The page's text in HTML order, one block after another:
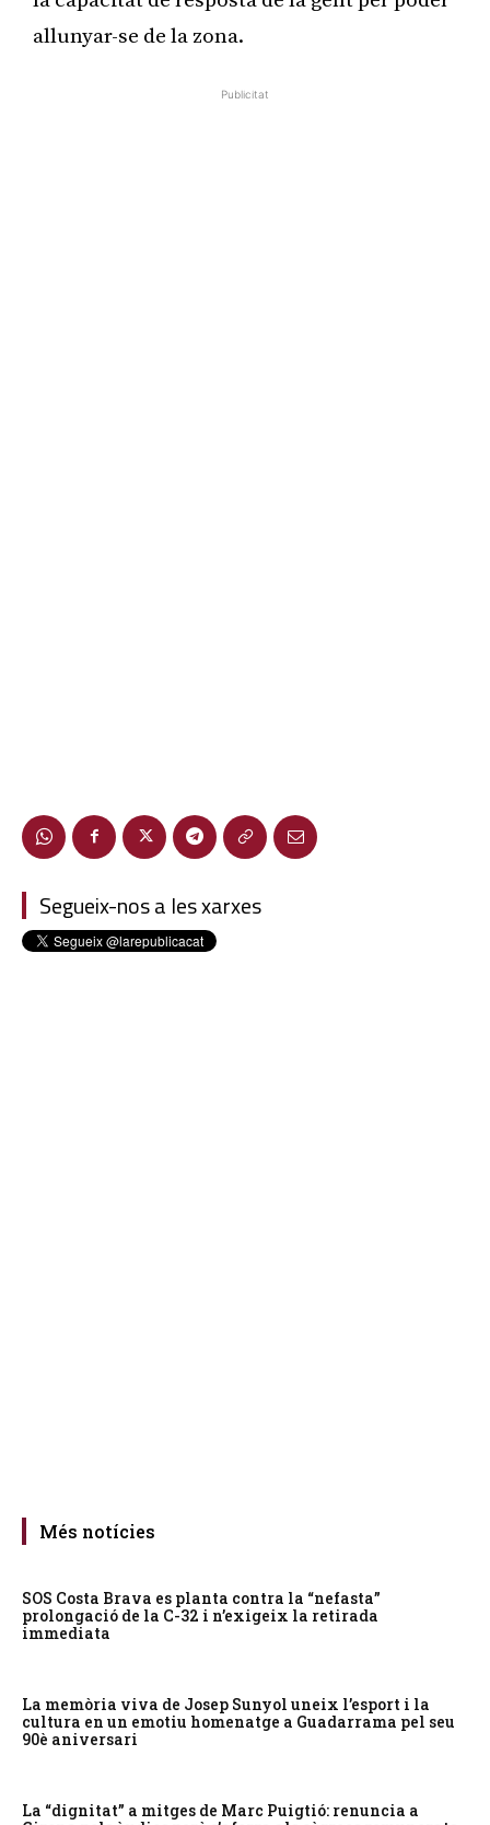
allunyar-se de la zona.
Publicitat
Segueix-nos a les xarxes
Més notícies
SOS Costa Brava es planta contra la “nefasta”
prolongació de la C-32 i n’exigeix la retirada
immediata
La memòria viva de Josep Sunyol uneix l’esport i la
cultura en un emotiu homenatge a Guadarrama pel seu
90è aniversari
La “dignitat” a mitges de Marc Puigtió: renuncia a